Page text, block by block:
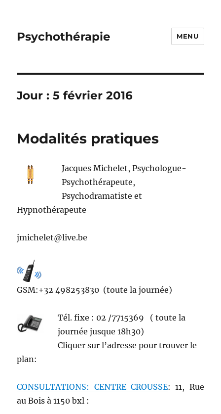
Psychothérapie MENU
Jour :5 février 2016
Modalités pratiques
Jacques Michelet, Psychologue-
Psychothérapeute,
Psychodramatiste et
Hypnothérapeute
jmichelet@live.be
GSM:+32 498253830 (toute la journée)
Tél. fixe : 02 /7715369 ( toute la
journée jusque 18h30)
Cliquer sur l’adresse pour trouver le
plan:
CONSULTATIONS: CENTRE CROUSSE: 11, Rue
au Bois à 1150 bxl :